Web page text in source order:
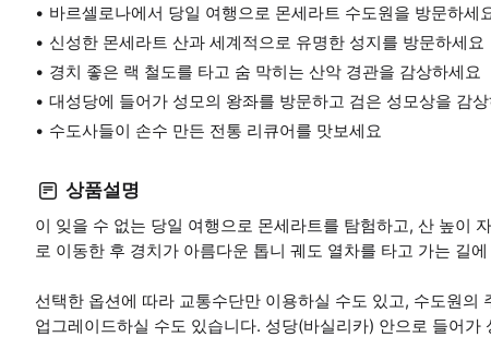
바르셀로나에서 당일 여행으로 몬세라트 수도원을 방문하
신성한 몬세라트 산과 세계적으로 유명한 성지를 방문하세요
경치 좋은 랙 철도를 타고 숨 막히는 산악 경관을 감상하세요
대성당에 들어가 성모의 왕좌를 방문하고 검은 성모상을 감
수도사들이 손수 만든 전통 리큐어를 맛보세요
상품설명
이 잊을 수 없는 당일 여행으로 몬세라트를 탐험하고, 산 높이
로 이동한 후 경치가 아름다운 톱니 궤도 열차를 타고 가는 길
선택한 옵션에 따라 교통수단만 이용하실 수도 있고, 수도원
업그레이드하실 수도 있습니다. 성당(바실리카) 안으로 들어